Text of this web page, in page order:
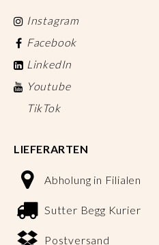
Instagram
Facebook
LinkedIn
Youtube
TikTok
LIEFERARTEN
Abholung in Filialen
Sutter Begg Kurier
Postversand